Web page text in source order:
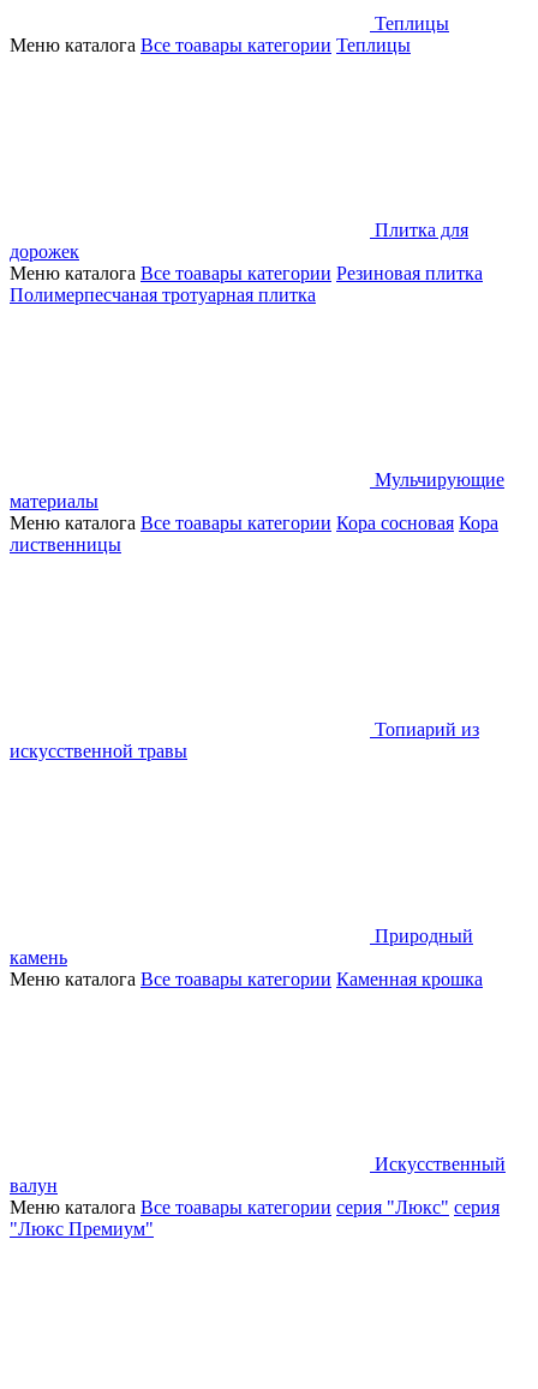
Теплицы
Меню каталога Все тоавары категории Теплицы
Плитка для
дорожек
Меню каталога Все тоавары категории Резиновая плитка
Полимерпесчаная тротуарная плитка
Мульчирующие
материалы
Меню каталога Все тоавары категории Кора сосновая Кора
лиственницы
Топиарий из
искусственной травы
Природный
камень
Меню каталога Все тоавары категории Каменная крошка
Искусственный
валун
Меню каталога Все тоавары категории серия "Люкс" серия
"Люкс Премиум"